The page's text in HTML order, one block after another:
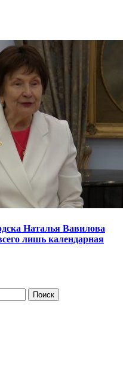
Наталья Вавилова
лишь календарная